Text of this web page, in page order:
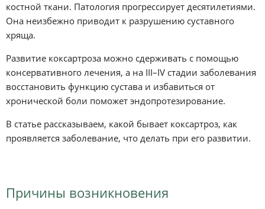
костной ткани. Патология прогрессирует десятилетиями.
Она неизбежно приводит к разрушению суставного
хряща.
Развитие коксартроза можно сдерживать с помощью
консервативного лечения, а на III–IV стадии заболевания
восстановить функцию сустава и избавиться от
хронической боли поможет эндопротезирование.
В статье рассказываем, какой бывает коксартроз, как
проявляется заболевание, что делать при его развитии.
Причины возникновения